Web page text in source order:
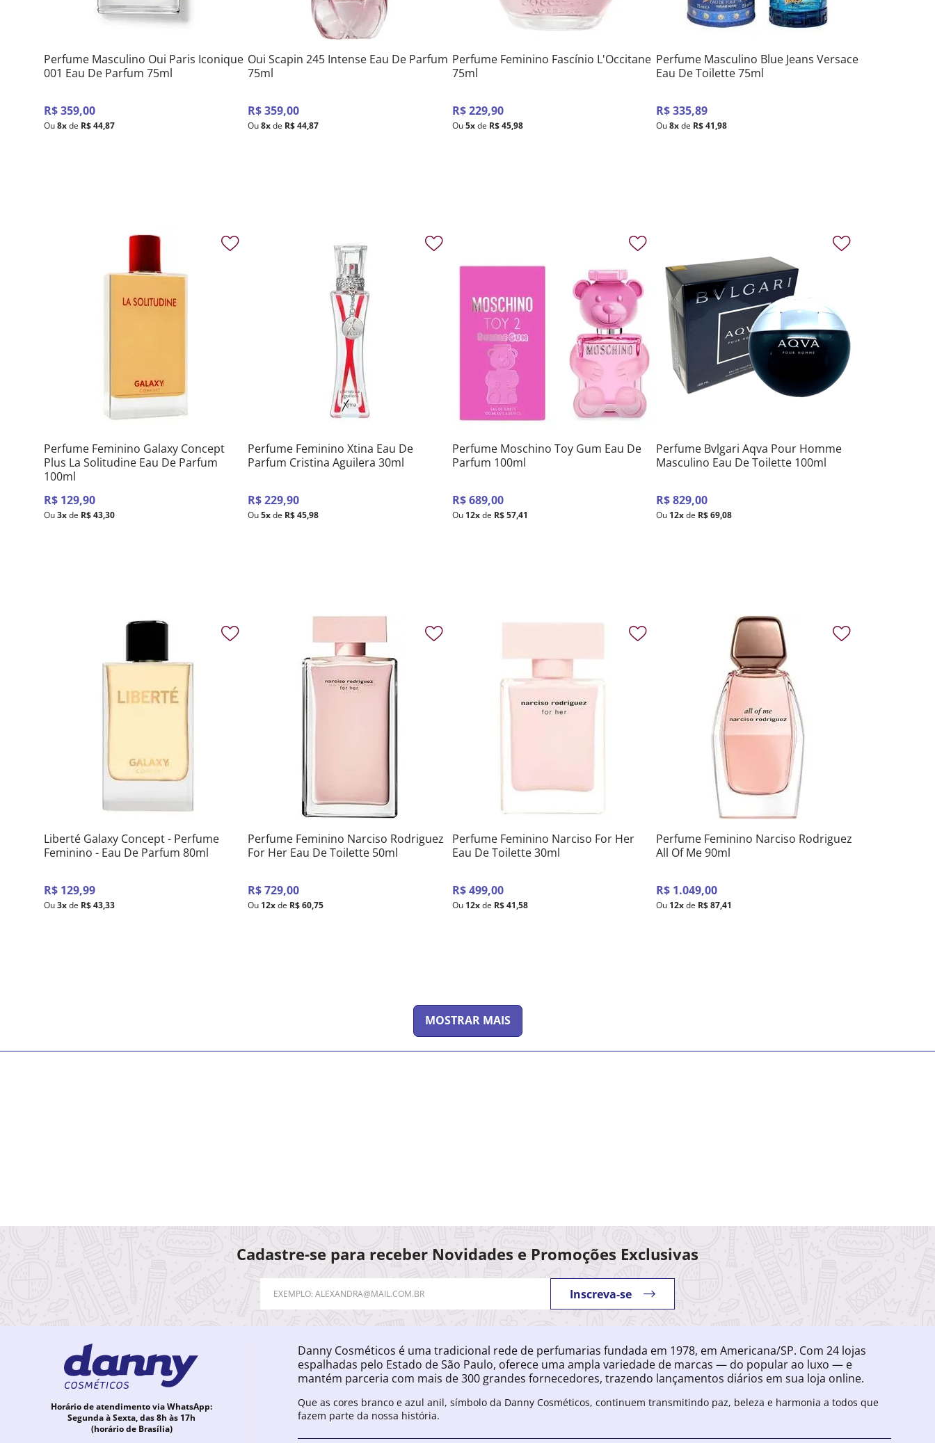
Perfume Masculino Oui Paris Iconique
001 Eau De Parfum 75ml
R$359,00
Ou8xde R$44,87
Oui Scapin 245 Intense Eau De Parfum
75ml
R$359,00
Ou8xde R$44,87
Perfume Feminino Fascínio L'Occitane
75ml
R$ 229,90
Ou 5x de R$ 45,98
Perfume Masculino Blue Jeans Versace
Eau De Toilette 75ml
R$335,89
Ou8xde R$41,98
Perfume Feminino Galaxy Concept
Plus La Solitudine Eau De Parfum
100ml
R$ 129,90
Ou3xde R$43,30
Perfume Feminino Xtina Eau De
Parfum Cristina Aguilera 30ml
R$229,90
Ou5xde R$45,98
Perfume Moschino Toy Gum Eau De
Parfum 100ml
R$ 689,00
Ou 12x de R$ 57,41
Perfume Bvlgari Aqva Pour Homme
Masculino Eau De Toilette 100ml
R$829,00
Ou 12xde R$69,08
Liberté Galaxy Concept - Perfume
Feminino - Eau De Parfum 80ml
R$ 129,99
Ou3xde R$43,33
Perfume Feminino Narciso Rodriguez
For Her Eau De Toilette 50ml
R$729,00
Ou 12xde R$60,75
Perfume Feminino Narciso For Her
Eau De Toilette 30ml
R$ 499,00
Ou 12x de R$ 41,58
Perfume Feminino Narciso Rodriguez
All Of Me 90ml
R$ 1.049,00
Ou 12xde R$87,41
MOSTRAR MAIS
Cadastre-se para receber Novidades e Promoções Exclusivas
Inscreva-se
Horário de atendimento via WhatsApp:
Segunda à Sexta, das 8h às 17h
(horário de Brasília)
Danny Cosméticos é uma tradicional rede de perfumarias fundada em 1978, em Americana/SP. Com 24 lojas
espalhadas pelo Estado de São Paulo, oferece uma ampla variedade de marcas — do popular ao luxo — e
mantém parceria com mais de 300 grandes fornecedores, trazendo lançamentos diários em sua loja online.
Que as cores branco e azul anil, símbolo da Danny Cosméticos, continuem transmitindo paz, beleza e harmonia a todos que
fazem parte da nossa história.